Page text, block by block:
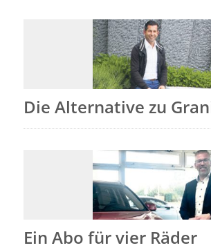
Die Alternative zu
Ein Abo für vier Räder